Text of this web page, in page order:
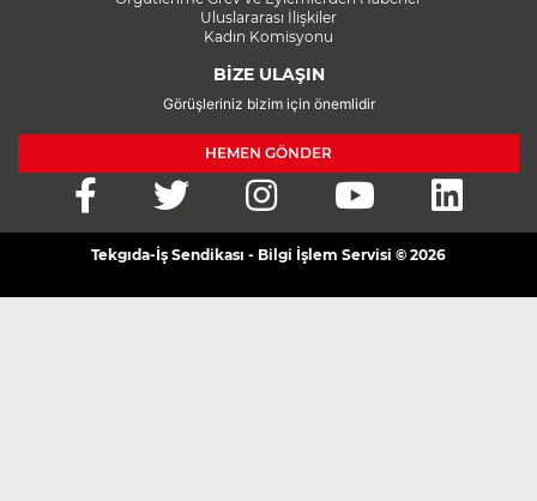
Uluslararası İlişkiler
Kadın Komisyonu
BİZE ULAŞIN
Görüşleriniz bizim için önemlidir
HEMEN GÖNDER
Tekgıda-İş Sendikası - Bilgi İşlem Servisi © 2026